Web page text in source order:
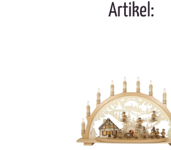
Artikel: